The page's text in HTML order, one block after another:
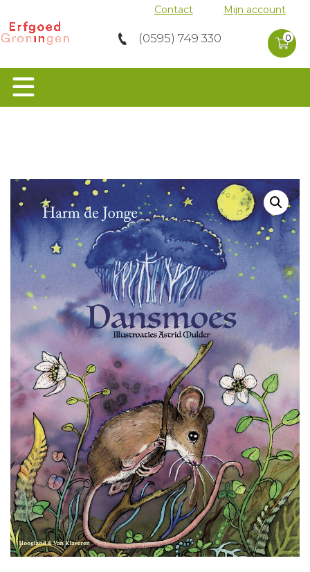
Contact Mijn account
(0595) 749 330 0
Molens
Archeologie
Cultuur